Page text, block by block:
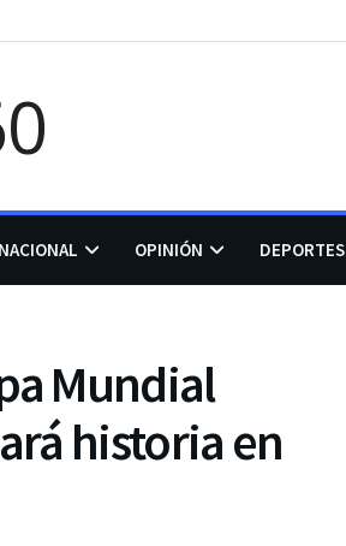
OPINIÓN DEPORTES
Mundial
historia en